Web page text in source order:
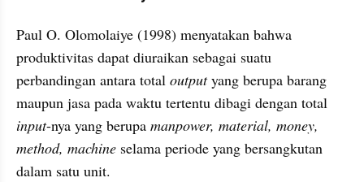
Paul O. Olomolaiye (1998) menyatakan bahwa
produktivitas dapat diuraikan sebagai suatu
perbandingan antara total output yang berupa barang
input-nya yang berupa manpower, material, money,
method, machine selama periode yang bersangkutan
dalam satu unit.